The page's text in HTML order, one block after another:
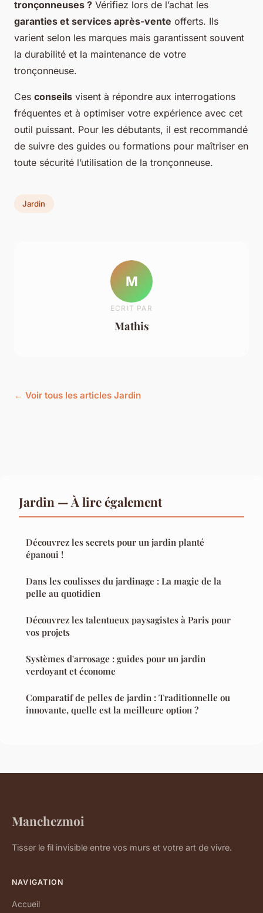
tronçonneuses ? Vérifiez lors de l’achat les
garanties et services après-vente offerts. Ils
varient selon les marques mais garantissent souvent
la durabilité et la maintenance de votre
tronçonneuse.
Ces conseils visent à répondre aux interrogations
fréquentes et à optimiser votre expérience avec cet
outil puissant. Pour les débutants, il est recommandé
de suivre des guides ou formations pour maîtriser en
toute sécurité l’utilisation de la tronçonneuse.
Jardin
M
ECRIT PAR
Mathis
← Voir tous les articles Jardin
Jardin — À lire également
Découvrez les secrets pour un jardin planté
épanoui !
Dans les coulisses du jardinage : La magie de la
pelle au quotidien
Découvrez les talentueux paysagistes à Paris pour
vos projets
Systèmes d'arrosage : guides pour un jardin
verdoyant et économe
Comparatif de pelles de jardin : Traditionnelle ou
innovante, quelle est la meilleure option ?
Manchezmoi
Tisser le fil invisible entre vos murs et votre art de vivre.
NAVIGATION
Accueil